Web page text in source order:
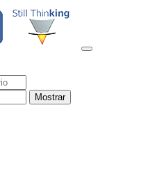
Mostrar